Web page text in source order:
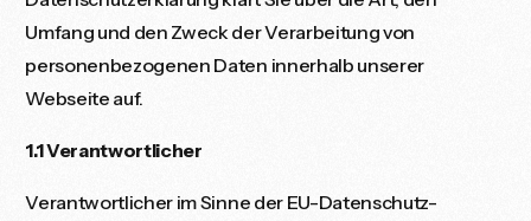
Umfang und den Zweck der Verarbeitung von
personenbezogenen Daten innerhalb unserer
Webseite auf.
1.1Verantwortlicher
Verantwortlicher im Sinne der EU-Datenschutz-